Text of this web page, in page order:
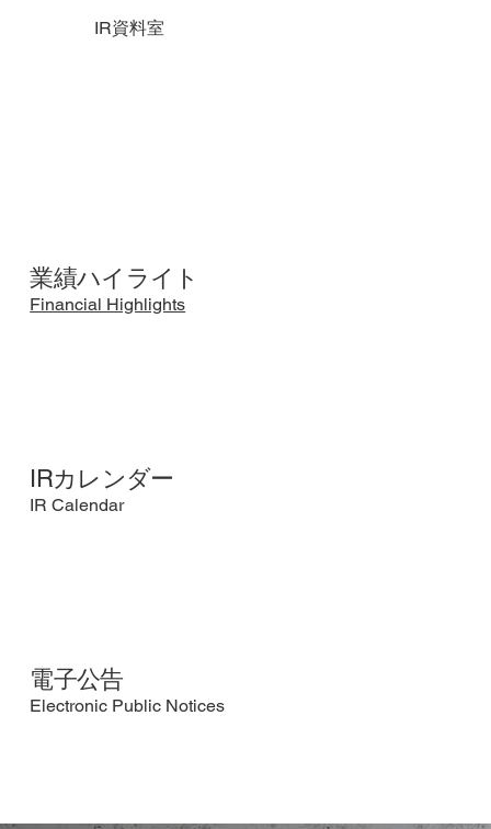
IR資料室
業績ハイライト
Financial Highlights
IRカレンダー
IR Calendar
電子公告
Electronic Public Notices